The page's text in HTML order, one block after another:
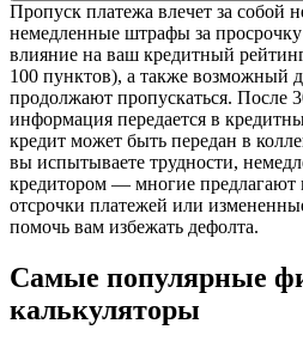
Пропуск платежа влечет за собой
немедленные штрафы за
влияние на ваш кредитный
100 пунктов), а также возможный
продолжают пропускаться. После
информация передается в
кредит может быть передан в
вы испытываете трудности,
кредитором — многие
отсрочки платежей или
помочь вам избежать дефолта.
Самые популярные
калькуляторы